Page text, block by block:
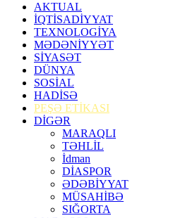
AKTUAL
İQTİSADİYYAT
TEXNOLOGİYA
MƏDƏNİYYƏT
SİYASƏT
DÜNYA
SOSİAL
HADİSƏ
PEŞƏ ETİKASI
DİGƏR
MARAQLI
TƏHLİL
İdman
DİASPOR
ƏDƏBİYYAT
MÜSAHİBƏ
SIĞORTA